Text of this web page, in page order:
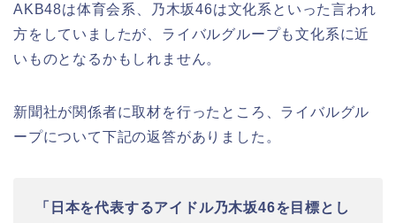
AKB48は体育会系、乃木坂46は文化系といった言われ
方をしていましたが、ライバルグループも文化系に近
いものとなるかもしれません。
新聞社が関係者に取材を行ったところ、ライバルグル
ープについて下記の返答がありました。
「日本を代表するアイドル乃木坂46を目標とし